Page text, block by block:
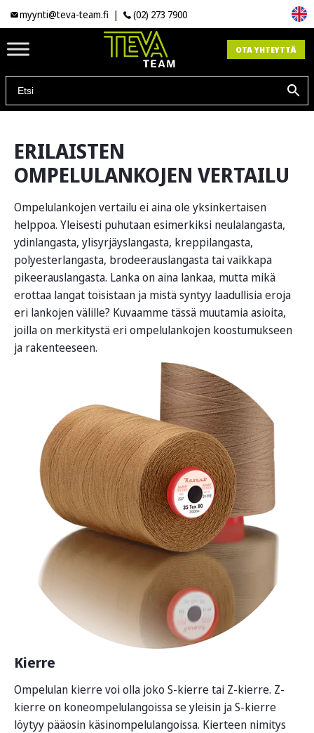
myynti@teva-team.fi | (02) 273 7900
OTA YHTEYTTÄ
ERILAISTEN
OMPELULANKOJEN VERTAILU
Ompelulankojen vertailu ei aina ole yksinkertaisen
helppoa. Yleisesti puhutaan esimerkiksi neulalangasta,
ydinlangasta, ylisyrjäyslangasta, kreppilangasta,
polyesterlangasta, brodeerauslangasta tai vaikkapa
pikeerauslangasta. Lanka on aina lankaa, mutta mikä
erottaa langat toisistaan ja mistä syntyy laadullisia eroja
eri lankojen välille? Kuvaamme tässä muutamia asioita,
joilla on merkitystä eri ompelulankojen koostumukseen
ja rakenteeseen.
Kierre
Ompelulan kierre voi olla joko S-kierre tai Z-kierre. Z-
kierre on koneompelulangoissa se yleisin ja S-kierre
löytyy pääosin käsinompelulangoissa. Kierteen nimitys